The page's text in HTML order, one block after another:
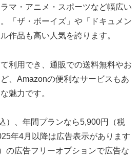
マ・アニメ・スポーツなど幅広い
「ザ・ボーイズ」や「ドキュメン
作品も高い人気を誇ります。
利用でき、通販での送料無料やお
、Amazonの便利なサービスもあ
魅力です。
）、年間プランなら5,900円（税
年4月以降は広告表示があります
の広告フリーオプションで広告な